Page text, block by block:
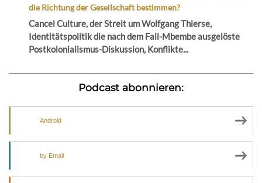
die Richtung der Gesellschaft bestimmen?
Cancel Culture, der Streit um Wolfgang Thierse,
Identitätspolitik die nach dem Fall-Mbembe ausgelöste
Postkolonialismus-Diskussion, Konflikte...
Podcast abonnieren:
Android
by Email